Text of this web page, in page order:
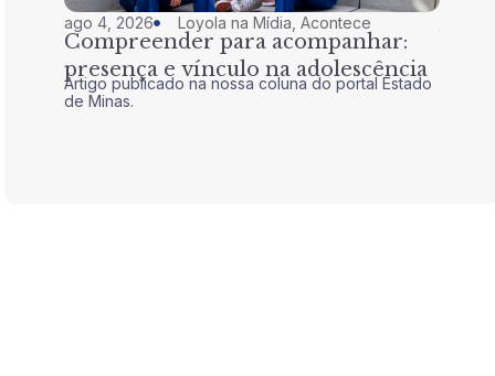
ago 4, 2026 Loyola na Mídia ,Acontece
Compreender para acompanhar:
presença e vínculo na adolescência
Artigo publicado na nossa coluna do portal Estado
de Minas.